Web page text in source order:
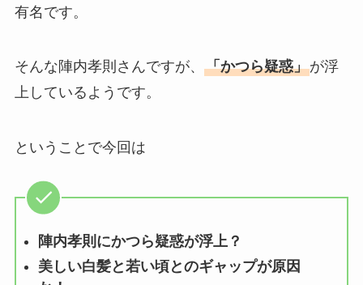
有名です。
そんな陣内孝則さんですが、 「かつら疑惑」が浮
上しているようです。
ということで今回は
陣内孝則にかつら疑惑が浮上？
美しい白髪と若い頃とのギャップが原因